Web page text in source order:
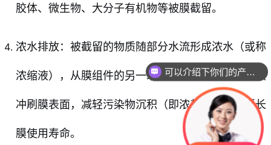
胶体、微生物、大分子有机物等被膜截留。
浓水排放：被截留的物质随部分水流形成浓水（或称
浓缩液），从膜组件的另一端排出。这种设计能有效
冲刷膜表面，减轻污染物沉积（即浓差极化），延长
膜使用寿命。
可以介绍下你们的产品么